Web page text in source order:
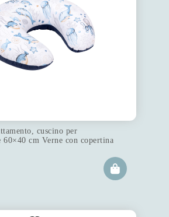
cuscino per
60×40 cm Verne con copertina